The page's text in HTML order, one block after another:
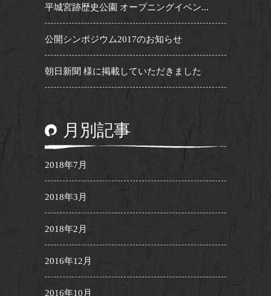
平城宮跡歴史公園 オープニングイベン...
公開シンポジウム2017のお知らせ
朝日新聞 様に掲載していただきました
月別記事
2018年7月
2018年3月
2018年2月
2016年12月
2016年10月